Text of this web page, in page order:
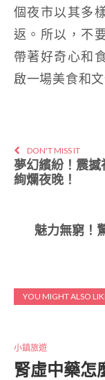
個夜市以其多
返。所以，不
帶著好奇心和
啟一場美食和
DON'T MISS IT
夢幻繽紛！震
絢爛夜晚！
魅力無窮！
YOU MIGHT ALSO
小鎮旅遊
腎虛中藥怎